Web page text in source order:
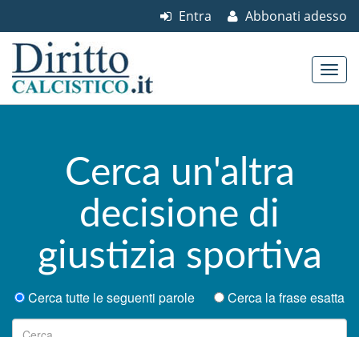
Abbonati adesso
Entra
Cerca un'altra
decisione di
giustizia sportiva
Cerca tutte le seguenti parole
Cerca la frase esatta
Ricerca per: